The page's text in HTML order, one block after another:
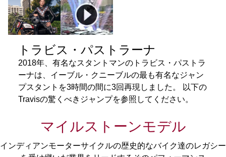
トラビス・パストラーナ
2018年、有名なスタントマンのトラビス・パストラ
ーナは、イーブル・クニーブルの最も有名なジャン
プスタントを3時間の間に3回再現しました。 以下の
Travisの驚くべきジャンプを参照してください。
マイルストーンモデル
インディアンモーターサイクルの歴史的なバイク達のレガシー